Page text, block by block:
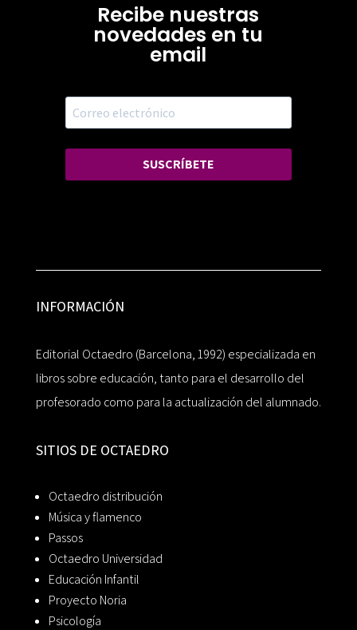
Recibe nuestras
novedades en tu
email
SUSCRÍBETE
INFORMACIÓN
Editorial Octaedro (Barcelona, 1992) especializada en
libros sobre educación, tanto para el desarrollo del
profesorado como para la actualización del alumnado.
SITIOS DE OCTAEDRO
Octaedro distribución
Música y flamenco
Passos
Octaedro Universidad
Educación Infantil
Proyecto Noria
Psicología